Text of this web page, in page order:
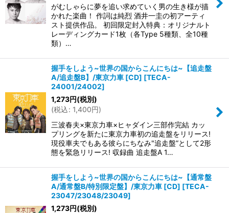
がむしゃらに夢を追い求めていく男の生き様が描
かれた楽曲！ 作詞は純烈 酒井一圭の初アーティ
スト提供作品。 初回限定封入特典：オリジナルト
レーディングカード1枚（各Type 5種類、全10種
類）…
握手をしよう~世界の国からこんにちは~【追走盤
A/追走盤B】/東京力車 [CD] [TECA-
24001/24002]
1,273円(税別)
(税込: 1,400円)
三波春夫×東京力車×ヒャダイン三部作完結 カッ
プリングを新たに東京力車初の追走盤をリリース!
現役車夫でもある彼らにちなみ"追走盤”として2形
態を緊急リリース! 収録曲 追走盤A 1…
握手をしよう~世界の国からこんにちは~【通常盤
A/通常盤B/特別限定盤】/東京力車 [CD] [TECA-
23047/23048/23049]
1,273円(税別)